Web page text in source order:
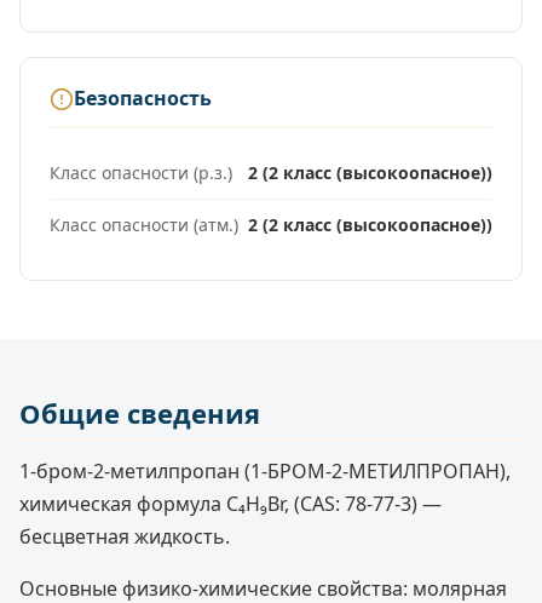
Безопасность
Класс опасности (р.з.) 2 (2 класс (высокоопасное))
Класс опасности (атм.) 2 (2 класс (высокоопасное))
Общие сведения
1-бром-2-метилпропан (1-БРОМ-2-МЕТИЛПРОПАН),
химическая формула C₄H₉Br, (CAS: 78-77-3) —
бесцветная жидкость.
Основные физико-химические свойства: молярная